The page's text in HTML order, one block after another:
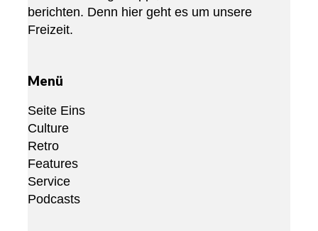
berichten. Denn hier geht es um unsere
Freizeit.
Menü
Seite Eins
Culture
Retro
Features
Service
Podcasts